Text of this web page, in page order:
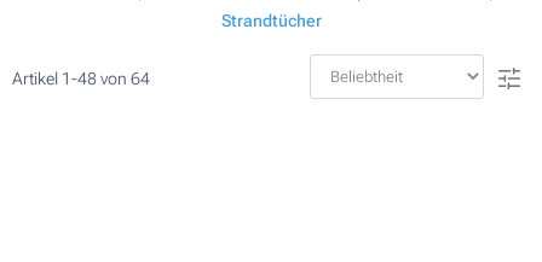
Strandtücher
Artikel 1-48von 64